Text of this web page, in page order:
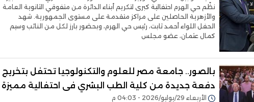
نظّم حي الهرم احتفالية كبرى لتكريم أبناء الدائرة من متفوقي الثانوية العامة
والأزهرية الحاصلين على مراكز متقدمة على مستوى الجمهورية. شهد
الحفل اللواء أحمد ثابت، رئيس حي الهرم، وبحضور بارز لكل من النائب وسيم
كمال عثمان، عضو مجلس
بالصور.. جامعة مصر للعلوم والتكنولوجيا تحتفل بتخريج
دفعة جديدة من كلية الطب البشري فى احتفالية مميزة
الأربعاء 29/يوليو/2026 - 04:03 م